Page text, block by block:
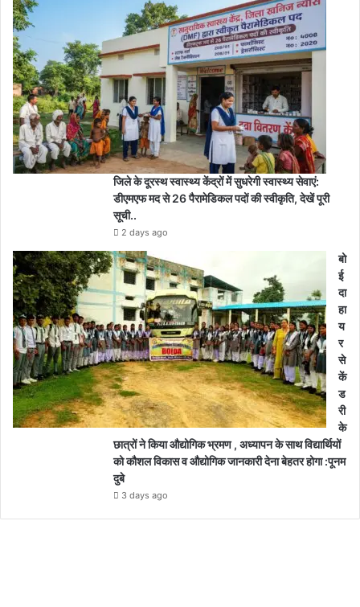
जिले के दूरस्थ स्वास्थ्य केंद्रों में सुधरेगी स्वास्थ्य सेवाएं:
डीएमएफ मद से 26 पैरामेडिकल पदों की स्वीकृति, देखें पूरी
सूची..
2 days ago
बो
ई
दा
हा
य
र
से
कें
ड
री
के
छात्रों ने किया औद्योगिक भ्रमण , अध्यापन के साथ विद्यार्थियों
को कौशल विकास व औद्योगिक जानकारी देना बेहतर होगा :पूनम
दुबे
3 days ago